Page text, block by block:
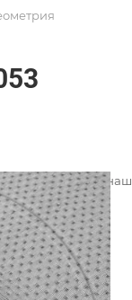
для матрасов
гр/м2